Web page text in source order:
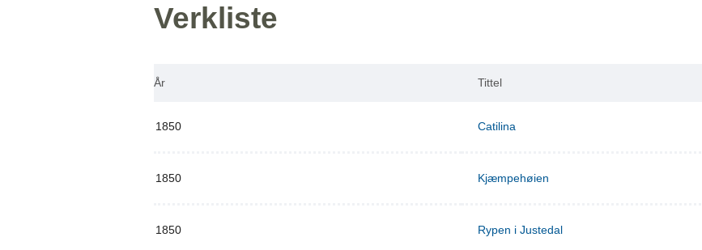
Verkliste
År Tittel
1850 Catilina
1850 Kjæmpehøien
1850 Rypen i Justedal